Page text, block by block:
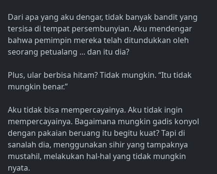
Dari apa yang aku dengar, tidak banyak bandit yang
tersisa di tempat persembunyian. Aku mendengar
bahwa pemimpin mereka telah ditundukkan oleh
seorang petualang ... dan itu dia?
Plus, ular berbisa hitam? Tidak mungkin. “Itu tidak
mungkin benar.”
Aku tidak bisa mempercayainya. Aku tidak ingin
mempercayainya. Bagaimana mungkin gadis konyol
dengan pakaian beruang itu begitu kuat? Tapi di
sanalah dia, menggunakan sihir yang tampaknya
mustahil, melakukan hal-hal yang tidak mungkin
nyata.